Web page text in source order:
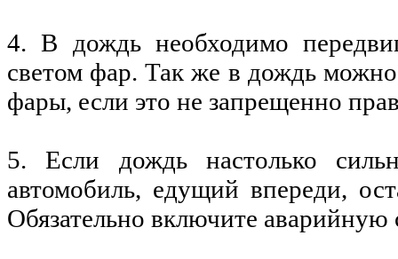
4. В дождь необходимо
светом фар. Так же в дождь
фары, если это не запрещенно
5. Если дождь настолько
автомобиль, едущий впереди,
Обязательно включите